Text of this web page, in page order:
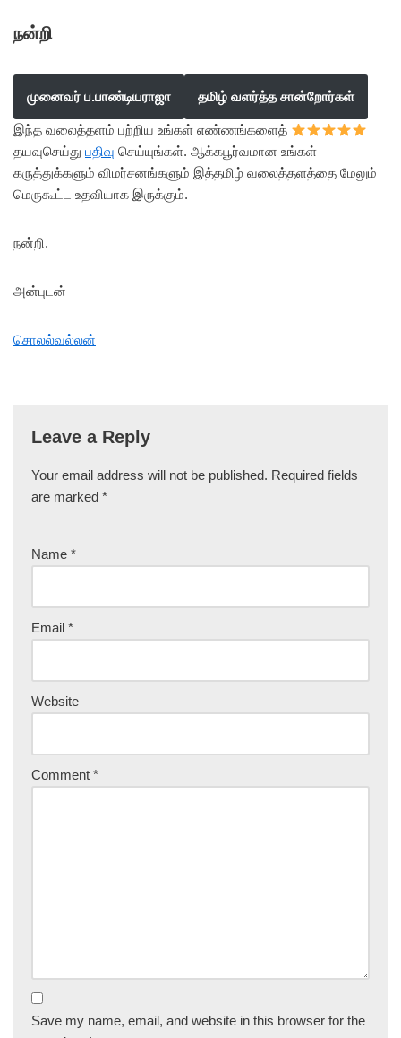
நன்றி
முனைவர் ப.பாண்டியராஜா தமிழ் வளர்த்த சான்றோர்கள்
இந்த வலைத்தளம் பற்றிய உங்கள் எண்ணங்களைத்
தயவுசெய்து பதிவு செய்யுங்கள். ஆக்கபூர்வமான உங்கள்
கருத்துக்களும் விமர்சனங்களும் இத்தமிழ் வலைத்தளத்தை மேலும்
மெருகூட்ட உதவியாக இருக்கும்.
நன்றி.
அன்புடன்
சொலல்வல்லன்
Leave a Reply
Your email address will not be published. Required fields
are marked *
Name *
Email *
Website
Comment *
Save my name, email, and website in this browser for the